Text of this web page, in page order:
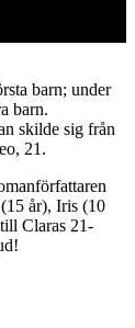
barn; under
barn.
skilde sig från
21.
år), Iris (10
Claras 21-